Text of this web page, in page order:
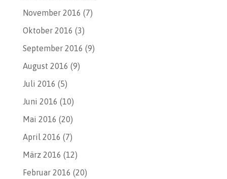
November 2016 (7)
Oktober 2016 (3)
September 2016 (9)
August 2016 (9)
Juli 2016 (5)
Juni 2016 (10)
Mai 2016 (20)
April 2016 (7)
März 2016 (12)
Februar 2016 (20)